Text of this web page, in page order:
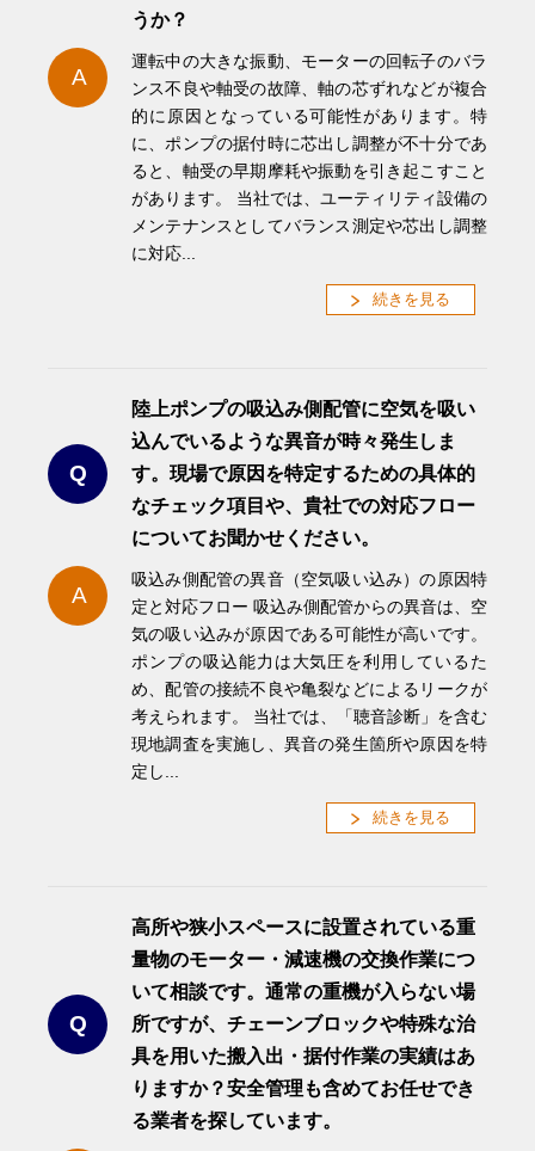
うか？
A
運転中の大きな振動、モーターの回転子のバラ
ンス不良や軸受の故障、軸の芯ずれなどが複合
的に原因となっている可能性があります。特
に、ポンプの据付時に芯出し調整が不十分であ
ると、軸受の早期摩耗や振動を引き起こすこと
があります。 当社では、ユーティリティ設備の
メンテナンスとしてバランス測定や芯出し調整
に対応...
続きを見る
Q
陸上ポンプの吸込み側配管に空気を吸い
込んでいるような異音が時々発生しま
す。現場で原因を特定するための具体的
なチェック項目や、貴社での対応フロー
についてお聞かせください。
A
吸込み側配管の異音（空気吸い込み）の原因特
定と対応フロー 吸込み側配管からの異音は、空
気の吸い込みが原因である可能性が高いです。
ポンプの吸込能力は大気圧を利用しているた
め、配管の接続不良や亀裂などによるリークが
考えられます。 当社では、「聴音診断」を含む
現地調査を実施し、異音の発生箇所や原因を特
定し...
続きを見る
Q
高所や狭小スペースに設置されている重
量物のモーター・減速機の交換作業につ
いて相談です。通常の重機が入らない場
所ですが、チェーンブロックや特殊な治
具を用いた搬入出・据付作業の実績はあ
りますか？安全管理も含めてお任せでき
る業者を探しています。